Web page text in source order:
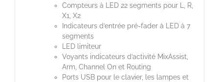
Compteurs à LED 22 segments pour L, R,
X1, X2
Indicateurs d’entrée pré-fader à LED à 7
segments
LED limiteur
Voyants indicateurs d’activité MixAssist,
Arm, Channel On et Routing
Ports USB pour le clavier, les lampes et